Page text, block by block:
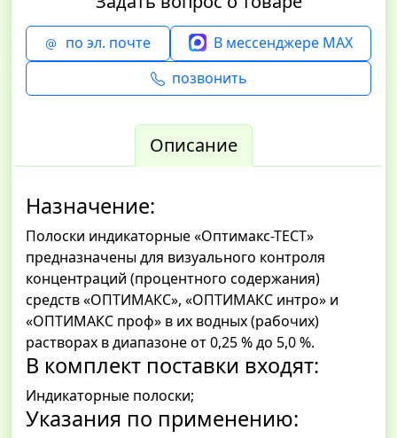
по эл. почте
В мессенджере MAX
позвонить
Описание
Назначение:
Полоски индикаторные «Оптимакс-ТЕСТ»
предназначены для визуального контроля
концентраций (процентного содержания)
средств «ОПТИМАКС», «ОПТИМАКС интро» и
«ОПТИМАКС проф» в их водных (рабочих)
растворах в диапазоне от 0,25 % до 5,0 %.
В комплект поставки входят:
Индикаторные полоски;
Указания по применению: